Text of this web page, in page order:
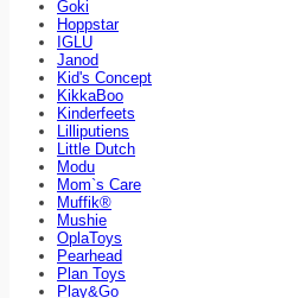
Goki
Hoppstar
IGLU
Janod
Kid's Concept
KikkaBoo
Kinderfeets
Lilliputiens
Little Dutch
Modu
Mom`s Care
Muffik®
Mushie
OplaToys
Pearhead
Plan Toys
Play&Go